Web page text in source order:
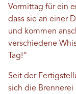
Vormittag für ein
dass sie an einer
und kommen
verschiedene
Tag!“
Seit der
sich die